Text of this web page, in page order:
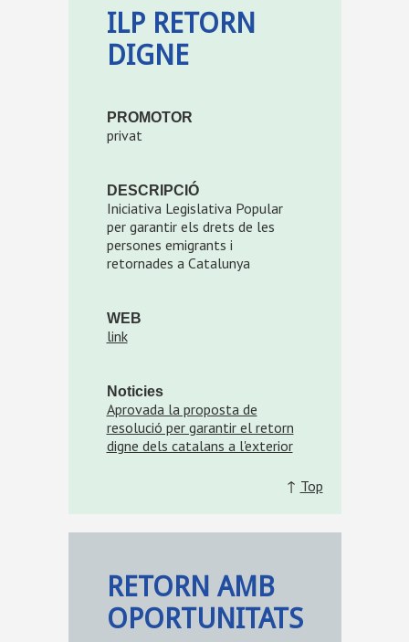
ILP RETORN
DIGNE
PROMOTOR
privat
DESCRIPCIÓ
Iniciativa Legislativa Popular
per garantir els drets de les
persones emigrants i
retornades a Catalunya
WEB
link
Noticies
Aprovada la proposta de
resolució per garantir el retorn
digne dels catalans a l'exterior
↑ Top
RETORN AMB
OPORTUNITATS